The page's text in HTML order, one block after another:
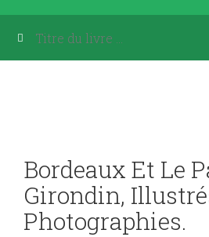
Bordeaux Et Le
Girondin,
Photographies.